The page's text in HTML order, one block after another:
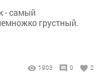
- самый
грустный.
1903 0 2